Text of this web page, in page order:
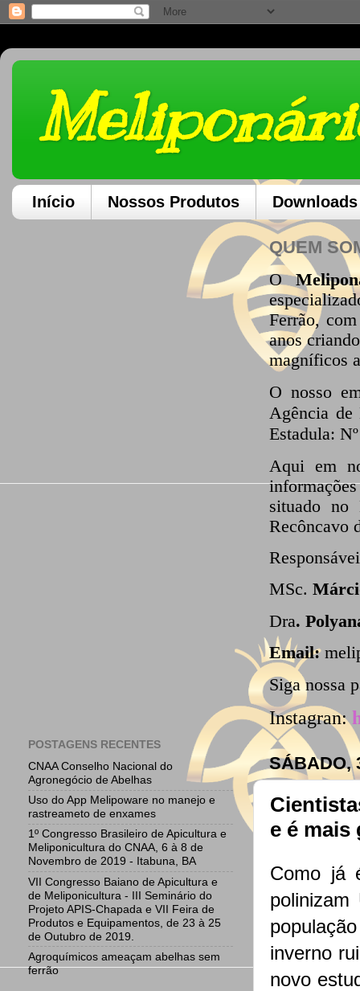
Início Nossos Produtos
QUEM
O
Ferrão,
anos
magníficos
O nosso
Agência de
Estadula:
Aqui em
situado
Recôncavo
MSc.
Dra.
Email:
Siga nossa
Instagran:
SÁBADO,
e é mais
Como já
inverno
novo
POSTAGENS RECENTES
CNAA Conselho Nacional do
Agronegócio de Abelhas
Uso do App Melipoware no manejo e
rastreameto de enxames
1º Congresso Brasileiro de Apicultura e
Meliponicultura do CNAA, 6 à 8 de
Novembro de 2019 - Itabuna, BA
VII Congresso Baiano de Apicultura e
de Meliponicultura - III Seminário do
Projeto APIS-Chapada e VII Feira de
Produtos e Equipamentos, de 23 à 25
de Outubro de 2019.
Agroquímicos ameaçam abelhas sem
ferrão